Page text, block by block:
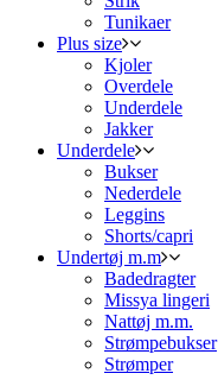
Tunikaer
Plus size
Kjoler
Overdele
Underdele
Jakker
Underdele
Bukser
Nederdele
Leggins
Shorts/capri
Undertøj m.m
Badedragter
Missya lingeri
Nattøj m.m.
Strømpebukser
Strømper